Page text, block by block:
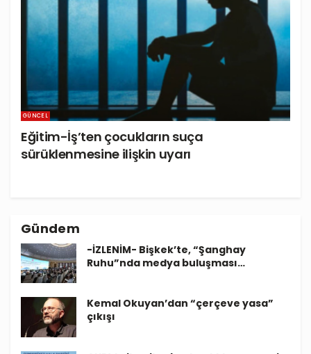
GÜNCEL
Eğitim-İş’ten çocukların suça
sürüklenmesine ilişkin uyarı
Gündem
-İZLENİM- Bişkek’te, “Şanghay
Ruhu”nda medya buluşması…
Kemal Okuyan’dan “çerçeve yasa”
çıkışı